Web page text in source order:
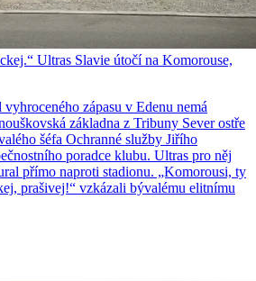
Ultras Slavie útočí na Komorouse,
zápasu v Edenu nemá
základna z Tribuny Sever ostře
šéfa Ochranné služby Jiřího
poradce klubu. Ultras pro něj
přímo naproti stadionu. „Komorousi, ty
prašivej!“ vzkázali bývalému elitnímu